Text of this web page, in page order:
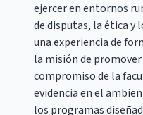
ejercer en entornos
de disputas, la ética y
una experiencia de
la misión de
compromiso de la
evidencia en el
los programas